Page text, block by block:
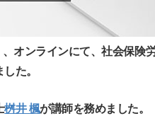
オンラインにて、社会保険
た。
桝井 楓が講師を務めました。